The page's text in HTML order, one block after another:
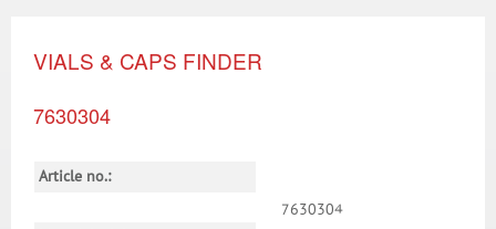
VIALS & CAPS FINDER
7630304
Article no.:
7630304